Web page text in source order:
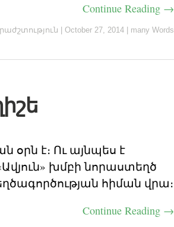
Continue Reading →
October 27, 2014 many Words
օրն է։ Ու այնպես է
խմբի նորաստեղծ
հիման վրա։
Continue Reading →